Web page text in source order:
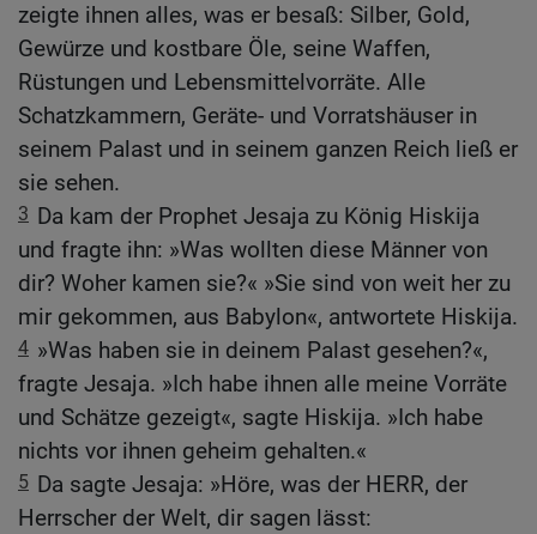
zeigte ihnen alles, was er besaß: Silber, Gold,
Gewürze und kostbare Öle, seine Waffen,
Rüstungen und Lebensmittelvorräte. Alle
Schatzkammern, Geräte- und Vorratshäuser in
seinem Palast und in seinem ganzen Reich ließ er
sie sehen.
3 Da kam der Prophet Jesaja zu König Hiskija
und fragte ihn: »Was wollten diese Männer von
dir? Woher kamen sie?« »Sie sind von weit her zu
mir gekommen, aus Babylon«, antwortete Hiskija.
4 »Was haben sie in deinem Palast gesehen?«,
fragte Jesaja. »Ich habe ihnen alle meine Vorräte
und Schätze gezeigt«, sagte Hiskija. »Ich habe
nichts vor ihnen geheim gehalten.«
5 Da sagte Jesaja: »Höre, was der HERR, der
Herrscher der Welt, dir sagen lässt: